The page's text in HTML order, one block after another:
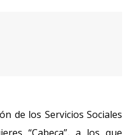
de los Servicios Sociales